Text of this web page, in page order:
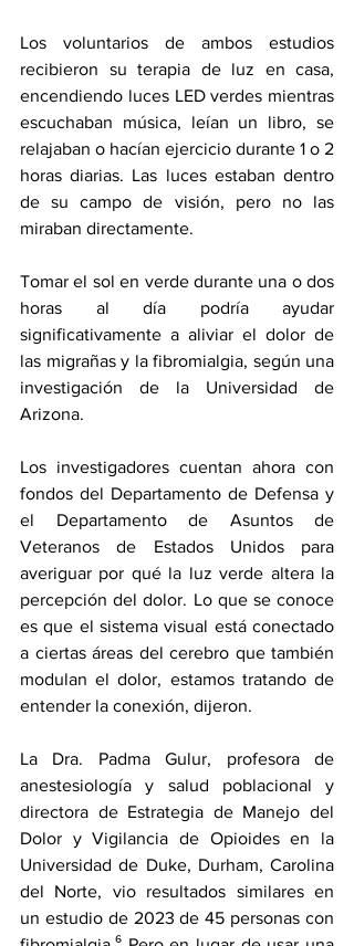
Los voluntarios de ambos estudios
recibieron su terapia de luz en casa,
encendiendo luces LED verdes mientras
escuchaban música, leían un libro, se
relajaban o hacían ejercicio durante 1 o 2
horas diarias. Las luces estaban dentro
de su campo de visión, pero no las
miraban directamente.
Tomar el sol en verde durante una o dos
horas al día podría ayudar
significativamente a aliviar el dolor de
las migrañas y la fibromialgia, según una
investigación de la Universidad de
Arizona.
Los investigadores cuentan ahora con
fondos del Departamento de Defensa y
el Departamento de Asuntos de
Veteranos de Estados Unidos para
averiguar por qué la luz verde altera la
percepción del dolor. Lo que se conoce
es que el sistema visual está conectado
a ciertas áreas del cerebro que también
modulan el dolor, estamos tratando de
entender la conexión, dijeron.
La Dra. Padma Gulur, profesora de
anestesiología y salud poblacional y
directora de Estrategia de Manejo del
Dolor y Vigilancia de Opioides en la
Universidad de Duke, Durham, Carolina
del Norte, vio resultados similares en
un estudio de 2023 de 45 personas con